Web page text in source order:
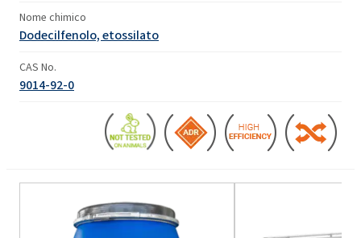
Nome chimico
Dodecilfenolo, etossilato
CAS No.
9014-92-0